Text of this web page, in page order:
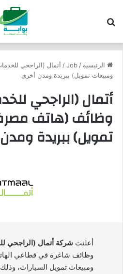
الرئيسية /
Job
/ أتمال (الراجحي
ومبيعات تمويل) ببريدة ومدن أخرى
أتمال (الراجحي
وظائف (هاتف
تمويل) ببريدة
أعلنت شركة أتمال (الراجحي
وظائف شاغرة في قطاعي
ومبيعات تمويل السيارات،